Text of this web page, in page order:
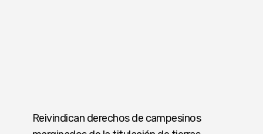
Reivindican derechos de campesinos